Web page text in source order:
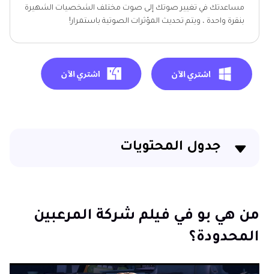
مساعدتك في تغيير صوتك إلى صوت مختلف الشخصيات الشهيرة
بنقرة واحدة ، ويتم تحديث المؤثرات الصوتية باستمرار!
جدول المحتويات
شلبي وبو في فيلم شركة المرعبين المحدودة
من يؤدي صوت بو في فيلم شركة المرعبين المحدودة؟
كيفية الحصول على صوت بو من شركة المرعبين المحدودة
من هي بو في فيلم شركة المرعبين
المحدودة؟